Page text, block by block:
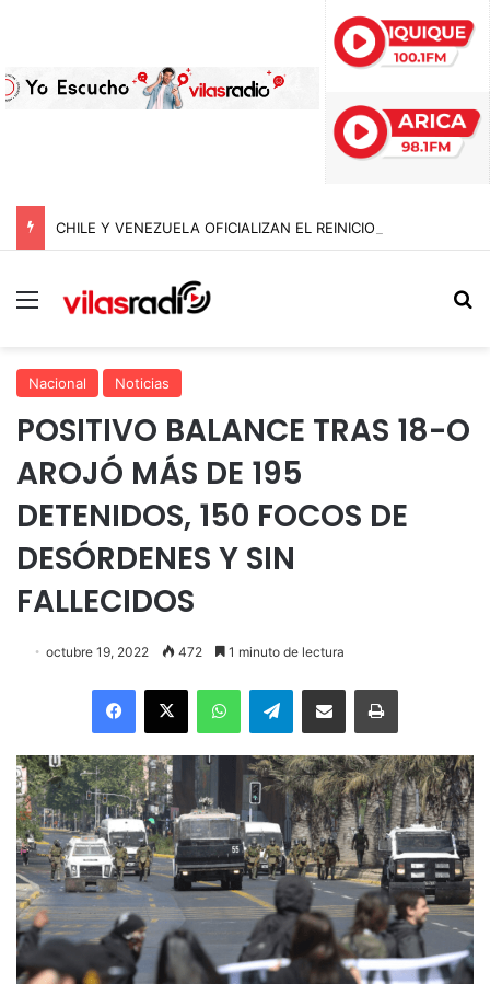
Menú
Nacional Noticias
POSITIVO BALANCE TRAS 18-O
AROJÓ MÁS DE 195
DETENIDOS, 150 FOCOS DE
DESÓRDENES Y SIN
FALLECIDOS
octubre 19, 2022 472 1 minuto de lectura
Facebook
X WhatsAppTelegramEnviar vía email Imprimir